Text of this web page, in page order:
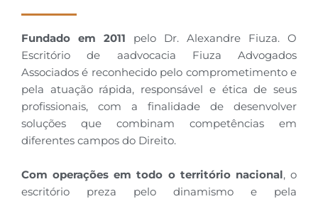
Fundado em 2011 pelo Dr. Alexandre Fiuza. O
Escritório de aadvocacia Fiuza Advogados
Associados é reconhecido pelo comprometimento e
pela atuação rápida, responsável e ética de seus
profissionais, com a finalidade de desenvolver
soluções que combinam competências em
diferentes campos do Direito.
Com operações em todo o território nacional, o
escritório preza pelo dinamismo e pela